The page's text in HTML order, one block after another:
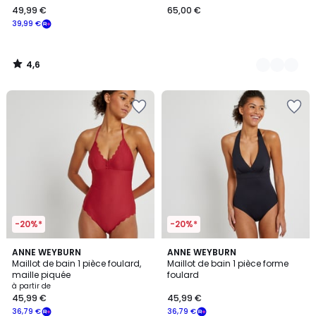
€
souscrivez
notre
programme
39,99 €
49,99 €
4,6
/
65,00 €
-20%*
ANNE WEYBURN
Maillot de bain 1 pièce foulard,
maille piquée
à partir de
36,79 €
45,99 €
4
/
5
2
Couleurs
-20%*
ANNE WEYBURN
Maillot de bain 1 pièce forme
foulard
36,79 €
45,99 €
4,4
/ 5